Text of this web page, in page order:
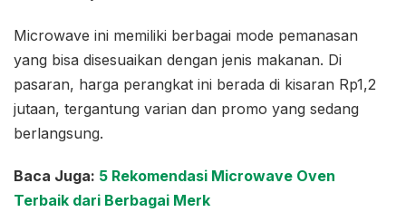
Microwave ini memiliki berbagai mode pemanasan
yang bisa disesuaikan dengan jenis makanan. Di
pasaran, harga perangkat ini berada di kisaran Rp1,2
jutaan, tergantung varian dan promo yang sedang
berlangsung.
Baca Juga: 5 Rekomendasi Microwave Oven
Terbaik dari Berbagai Merk